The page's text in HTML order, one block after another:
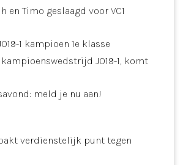
en Timo geslaagd voor VC1
1 kampioen 1e klasse
JO19-1, komt
meld je nu aan!
verdienstelijk punt tegen